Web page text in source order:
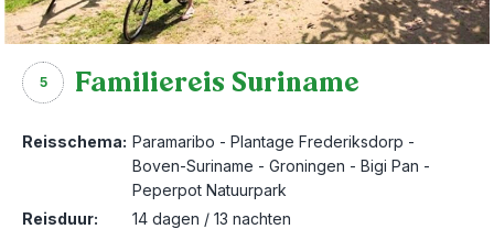
5 Familiereis Suriname
Reisschema: Paramaribo - Plantage Frederiksdorp -
Boven-Suriname - Groningen - Bigi Pan -
Peperpot Natuurpark
Reisduur:
14 dagen / 13 nachten